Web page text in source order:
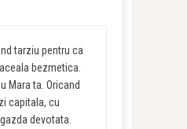
tarziu pentru ca
bezmetica.
Mara ta. Oricand
capitala, cu
devotata.